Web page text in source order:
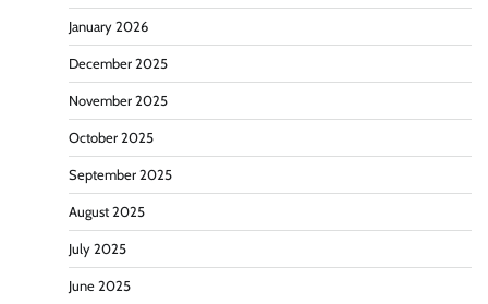
January 2026
December 2025
November 2025
October 2025
September 2025
August 2025
July 2025
June 2025